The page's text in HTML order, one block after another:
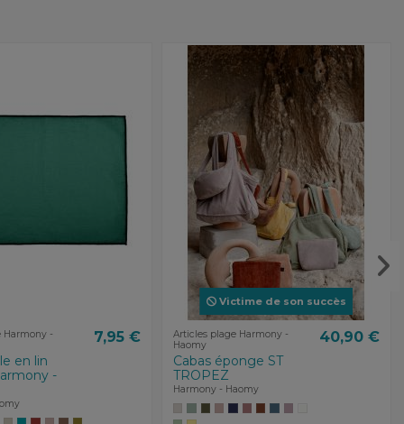
Harmony -
en lin
-
7,95 €
Victime de son succès
Articles plage Harmony -
Haomy
Cabas éponge ST
TROPEZ
Harmony - Haomy
40,90 €